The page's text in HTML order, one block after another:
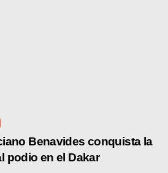
Benavides conquista la
podio en el Dakar